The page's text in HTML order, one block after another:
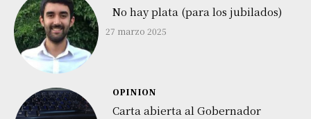
No hay plata (para los jubilados)
27 marzo 2025
OPINION
Carta abierta al Gobernador